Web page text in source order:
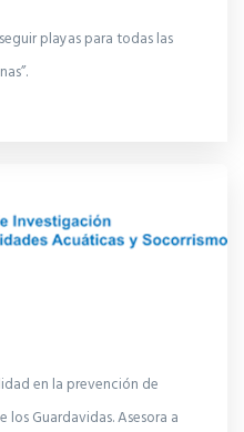
playas para todas las
en la prevención de
Guardavidas. Asesora a